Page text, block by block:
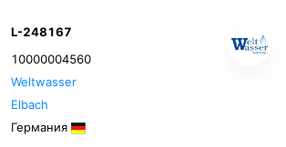
L-248167
10000004560
Weltwasser
Elbach
Германия